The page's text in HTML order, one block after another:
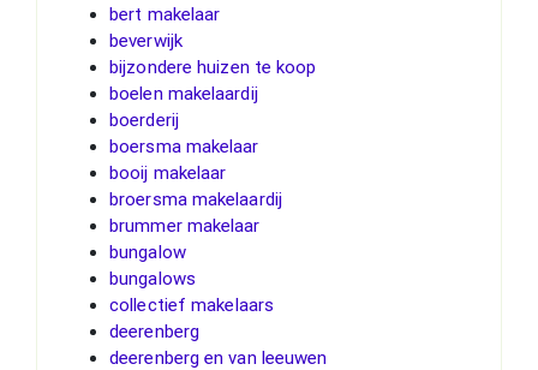
bert makelaar
beverwijk
bijzondere huizen te koop
boelen makelaardij
boerderij
boersma makelaar
booij makelaar
broersma makelaardij
brummer makelaar
bungalow
bungalows
collectief makelaars
deerenberg
deerenberg en van leeuwen